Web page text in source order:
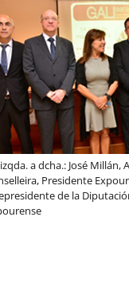
a dcha.: José Millán,
Presidente
de la